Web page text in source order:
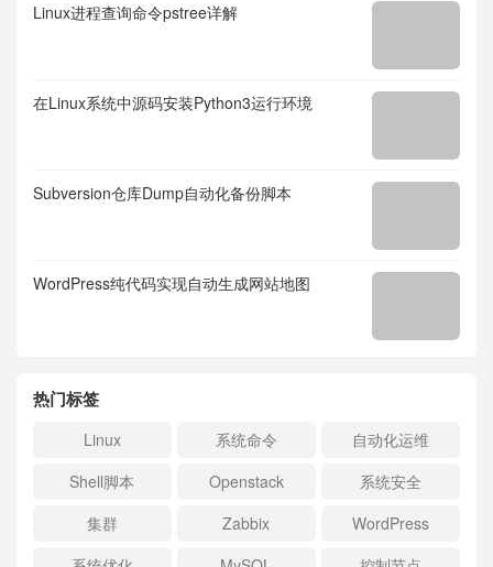
Linux进程查询命令pstree详解
在Linux系统中源码安装Python3运行环境
Subversion仓库Dump自动化备份脚本
WordPress纯代码实现自动生成网站地图
热门标签
Linux 系统命令
自动化运维
Shell脚本
Openstack
系统安全
集群
Zabbix
WordPress